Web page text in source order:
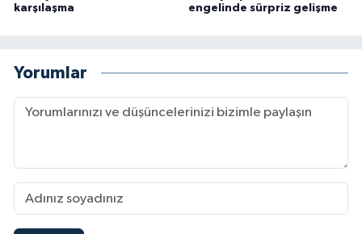
karşılaşma
engelinde sürpriz gelişme
Yorumlar